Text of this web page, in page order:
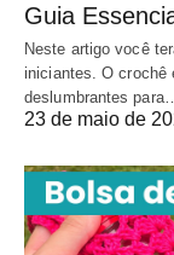
Guia
Neste artigo você
iniciantes. O crochê
deslumbrantes para…
23 de maio de